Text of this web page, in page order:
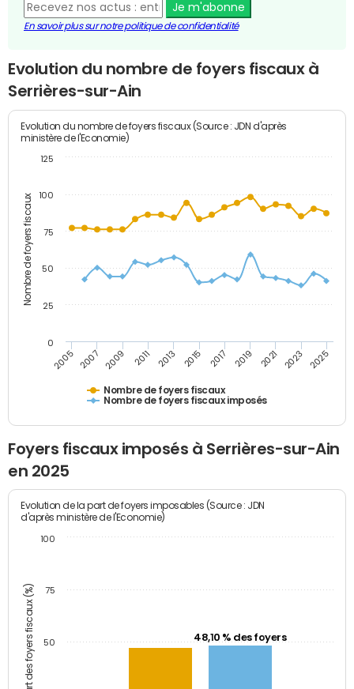
Je m'abonne
En savoir plus sur notre politique de confidentialité
Evolution du nombre de foyers fiscaux à
Serrières-sur-Ain
Nombre de foyers fiscaux
Evolution du nombre de foyers fiscaux (Source : JDN d'après
ministère de l'Economie)
Nombre de foyers fiscaux
Nombre de foyers fiscaux imposés
2005 2007 2009 2011 2013 2015 2017 2019 2021 2023 2025
0
25
50
75
100
125
Foyers fiscaux imposés à Serrières-sur-Ain
en 2025
Part des foyers fiscaux (%)
Evolution de la part de foyers imposables (Source : JDN
d'après ministère de l'Economie)
48,10 % des foyers
50
75
100